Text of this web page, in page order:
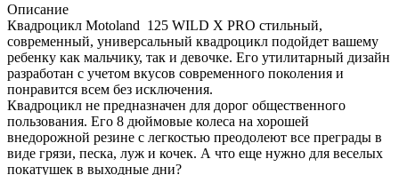
Описание
Квадроцикл Motoland 125 WILD X PRO cтильный,
современный, универсальный квадроцикл подойдет вашему
ребенку как мальчику, так и девочке. Его утилитарный дизайн
разработан с учетом вкусов современного поколения и
понравится всем без исключения.
Квадроцикл не предназначен для дорог общественного
пользования. Его 8 дюймовые колеса на хорошей
внедорожной резине с легкостью преодолеют все преграды в
виде грязи, песка, луж и кочек. А что еще нужно для веселых
покатушек в выходные дни?